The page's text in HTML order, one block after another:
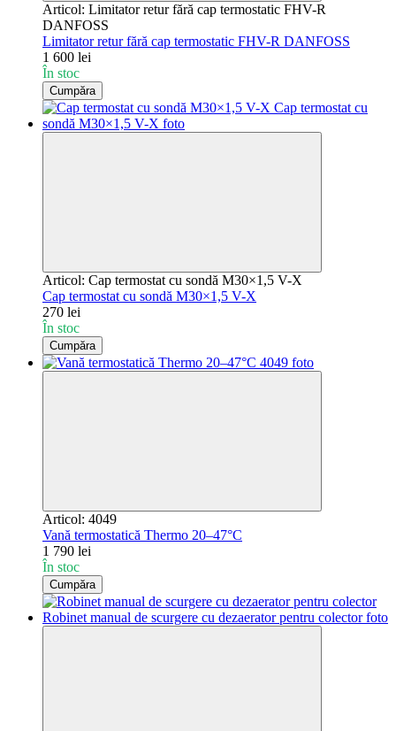
Articol: Limitator retur fără cap termostatic FHV-R
DANFOSS
Limitator retur fără cap termostatic FHV-R DANFOSS
1 600 lei
În stoc
Cumpăra
Articol: Cap termostat cu sondă M30×1,5 V-X
Cap termostat cu sondă M30×1,5 V-X
270 lei
În stoc
Cumpăra
Articol: 4049
Vană termostatică Thermo 20–47°C
1 790 lei
În stoc
Cumpăra